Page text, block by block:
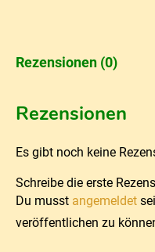
Rezensionen (0)
Rezensionen
Es gibt noch keine
Schreibe die erste
Du musst angemeldet
veröffentlichen zu